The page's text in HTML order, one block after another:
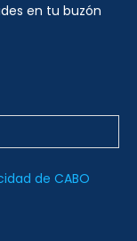
en tu buzón
de CABO